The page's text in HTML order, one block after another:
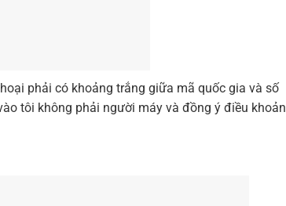
phải có khoảng trắng giữa mã quốc gia và số
tôi không phải người máy và đồng ý điều khoản